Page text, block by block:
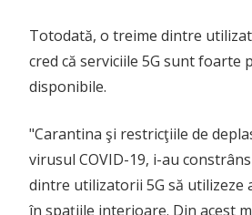
Totodată, o treime dintre
cred că serviciile 5G sunt foarte
disponibile.
"Carantina şi restricţiile de
virusul COVID-19, i-au
dintre utilizatorii 5G să utilizeze
în spaţiile interioare. Din acest